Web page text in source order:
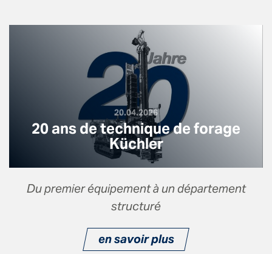
20.04.2026
20 ans de technique de forage
Küchler
Du premier équipement à un département
structuré
en savoir plus